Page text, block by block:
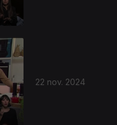
22 nov. 2024